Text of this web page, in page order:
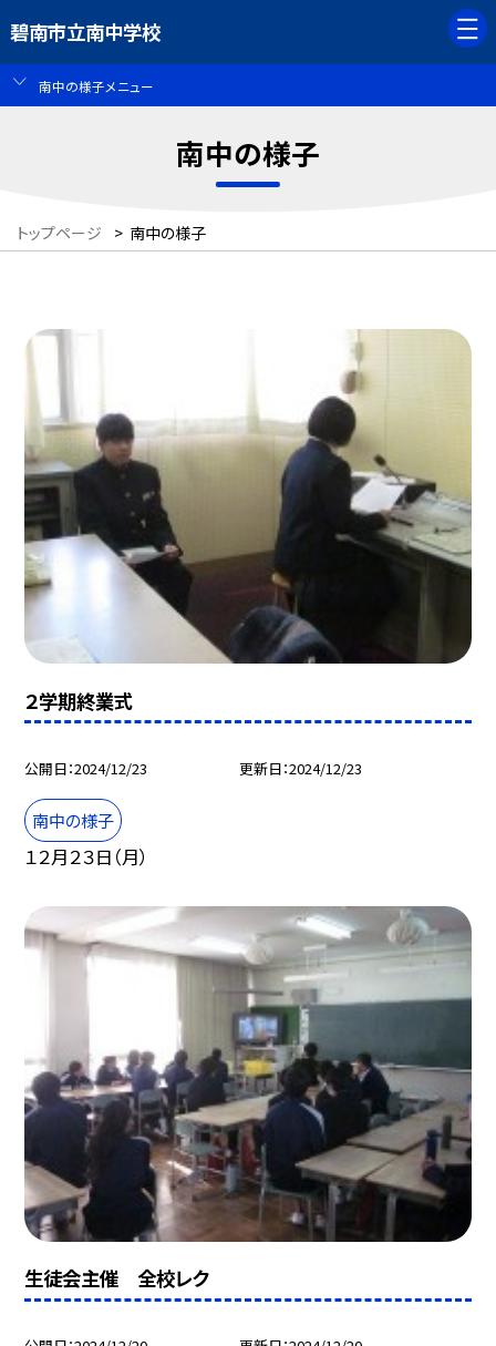
碧南市立南中学校
南中の様子メニュー
南中の様子
トップページ > 南中の様子
２学期終業式
公開日 2024/12/23 更新日 2024/12/23
南中の様子
１２月２３日（月）
生徒会主催 全校レク